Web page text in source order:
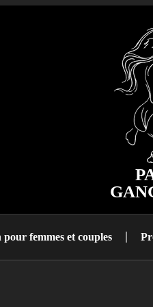
pour femmes et couples